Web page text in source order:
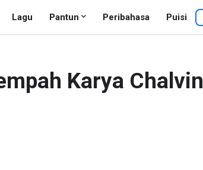
Lagu Pantun Peribahasa Puisi
Karya Chalvin